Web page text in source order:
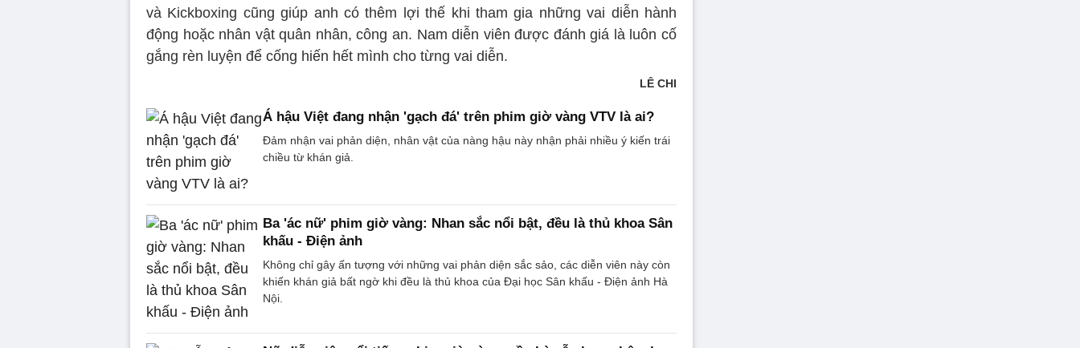
và Kickboxing cũng giúp anh có thêm lợi thế khi tham gia những vai diễn hành
động hoặc nhân vật quân nhân, công an. Nam diễn viên được đánh giá là luôn cố
gắng rèn luyện để cống hiến hết mình cho từng vai diễn.
LÊ CHI
Á hậu Việt đang nhận 'gạch đá' trên phim giờ vàng VTV là ai?
Đảm nhận vai phản diện, nhân vật của nàng hậu này nhận phải nhiều ý kiến trái
chiều từ khán giả.
Ba 'ác nữ' phim giờ vàng: Nhan sắc nổi bật, đều là thủ khoa Sân
khấu - Điện ảnh
Không chỉ gây ấn tượng với những vai phản diện sắc sảo, các diễn viên này còn
khiến khán giả bất ngờ khi đều là thủ khoa của Đại học Sân khấu - Điện ảnh Hà
Nội.